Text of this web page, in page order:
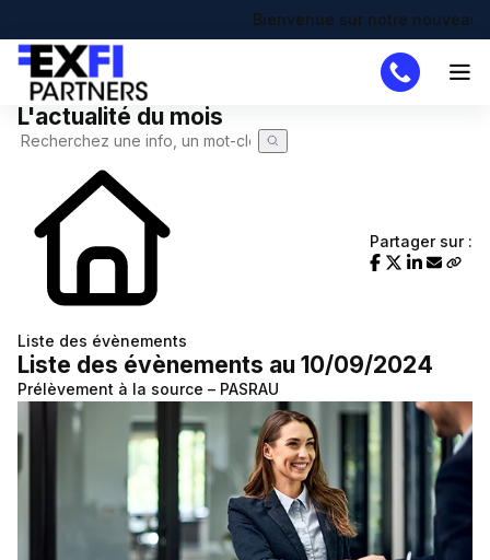
Bienvenue sur notre nouveau site !
Cabinet
Missions
DAF
Créateur
Simulateurs
Recherche de code APE
Chômage partiel
Frais kilométriques
Revenu du dirigeant
Actualité à la une
Calendrier fiscal
Infographie RSE du mois
Transformation digitale
Quizz RH&VOUS ?
Demande de devis
L'actualité du mois
Liste des évènements
Partager sur :
Liste des évènements au 10/09/2024
Prélèvement à la source – PASRAU